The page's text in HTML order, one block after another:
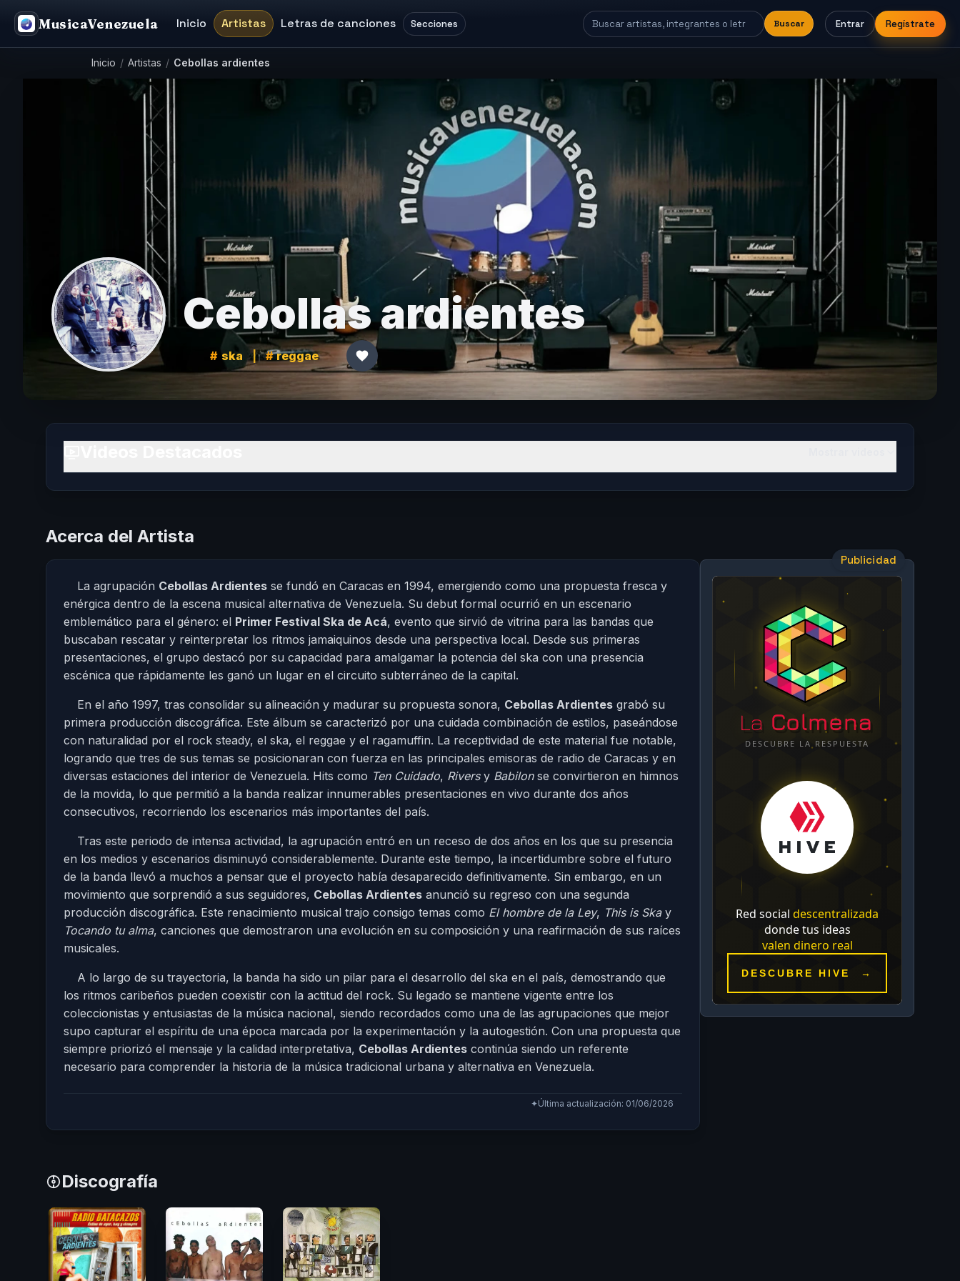
MusicaVenezuela Inicio Artistas Letras de canciones Secciones Buscar Entrar Regístrate
Inicio / Artistas / Cebollas ardientes
Cebollas ardientes
ska | reggae
Acerca del Artista
La agrupación Cebollas Ardientes se fundó en Caracas en 1994, emergiendo como una propuesta fresca y
enérgica dentro de la escena musical alternativa de Venezuela. Su debut formal ocurrió en un escenario
emblemático para el género: el Primer Festival Ska de Acá, evento que sirvió de vitrina para las bandas que
buscaban rescatar y reinterpretar los ritmos jamaiquinos desde una perspectiva local. Desde sus primeras
presentaciones, el grupo destacó por su capacidad para amalgamar la potencia del ska con una presencia
escénica que rápidamente les ganó un lugar en el circuito subterráneo de la capital.
En el año 1997, tras consolidar su alineación y madurar su propuesta sonora, Cebollas Ardientes grabó su
primera producción discográfica. Este álbum se caracterizó por una cuidada combinación de estilos, paseándose
con naturalidad por el rock steady, el ska, el reggae y el ragamuffin. La receptividad de este material fue notable,
logrando que tres de sus temas se posicionaran con fuerza en las principales emisoras de radio de Caracas y en
diversas estaciones del interior de Venezuela. Hits como Ten Cuidado, Riversy Babilonse convirtieron en himnos
de la movida, lo que permitió a la banda realizar innumerables presentaciones en vivo durante dos años
consecutivos, recorriendo los escenarios más importantes del país.
Tras este periodo de intensa actividad, la agrupación entró en un receso de dos años en los que su presencia
en los medios y escenarios disminuyó considerablemente. Durante este tiempo, la incertidumbre sobre el futuro
de la banda llevó a muchos a pensar que el proyecto había desaparecido definitivamente. Sin embargo, en un
movimiento que sorprendió a sus seguidores, Cebollas Ardientes anunció su regreso con una segunda
producción discográfica. Este renacimiento musical trajo consigo temas como El hombre de la Ley, This is Skay
Tocando tu alma, canciones que demostraron una evolución en su composición y una reafirmación de sus raíces
musicales.
A lo largo de su trayectoria, la banda ha sido un pilar para el desarrollo del ska en el país, demostrando que
los ritmos caribeños pueden coexistir con la actitud del rock. Su legado se mantiene vigente entre los
coleccionistas y entusiastas de la música nacional, siendo recordados como una de las agrupaciones que mejor
supo capturar el espíritu de una época marcada por la experimentación y la autogestión. Con una propuesta que
siempre priorizó el mensaje y la calidad interpretativa, Cebollas Ardientes continúa siendo un referente
necesario para comprender la historia de la música tradicional urbana y alternativa en Venezuela.
✦Última actualización: 01/06/2026
Publicidad
Discografía